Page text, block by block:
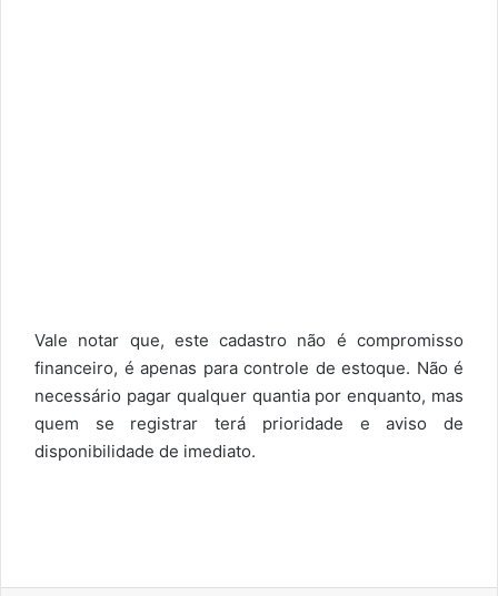
Vale notar que, este cadastro não é compromisso
financeiro, é apenas para controle de estoque. Não é
necessário pagar qualquer quantia por enquanto, mas
quem se registrar terá prioridade e aviso de
disponibilidade de imediato.